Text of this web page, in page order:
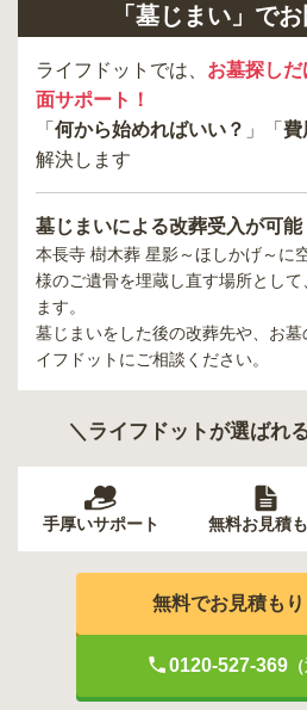
「墓じまい」で
ライフドットでは、 お墓探し
面サポート！
「 何から始めればいい？ 」「 費
解決します
墓じまいによる改葬受入が可能
本長寺 樹木葬 星影～ほしかげ～ に
様のご遺骨を埋蔵し直す場所とし
ます。
墓じまいをした後の改葬先や、お
イフドットにご相談ください。
＼ライフドットが選ばれ
手厚いサポート 無料お見積
無料でお見積も
0120-527-369（